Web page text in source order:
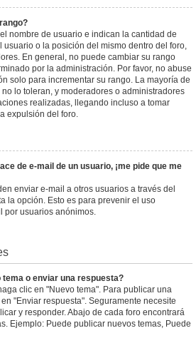
nombre de usuario e indican la cantidad de
o la posición del mismo dentro del foro,
En general, no puede cambiar su rango
por la administración. Por favor, no abuse
solo para incrementar su rango. La mayoría de
lo toleran, y moderadores o administradores
realizadas, llegando incluso a tomar
expulsión del foro.
de e-mail de un usuario, ¡me pide que me
enviar e-mail a otros usuarios a través del
la opción. Esto es para prevenir el uso
por usuarios anónimos.
o enviar una respuesta?
clic en "Nuevo tema". Para publicar una
"Enviar respuesta". Seguramente necesite
y responder. Abajo de cada foro encontrará
Ejemplo: Puede publicar nuevos temas, Puede